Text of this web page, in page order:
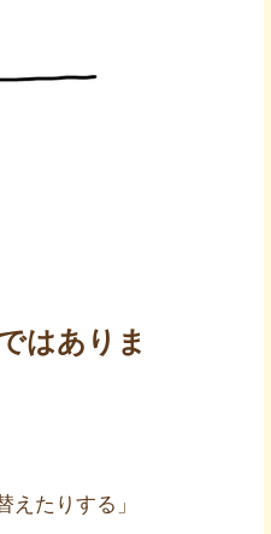
はありま
えたりする」